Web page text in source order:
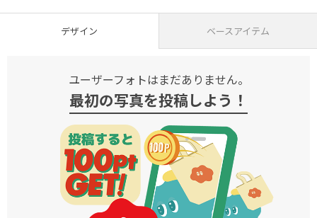
デザイン ベースアイテム
ユーザーフォトはまだありません。
最初の写真を投稿しよう！